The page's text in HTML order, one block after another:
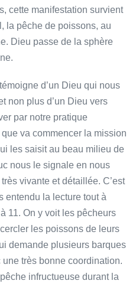
cette manifestation survient
la pêche de poissons, au
Dieu passe de la sphère
d’un Dieu qui nous
non plus d’un Dieu vers
par notre pratique
va commencer la mission
les saisit au beau milieu de
nous le signale en nous
vivante et détaillée. C’est
entendu la lecture tout à
11. On y voit les pêcheurs
les poissons de leurs
demande plusieurs barques
très bonne coordination.
infructueuse durant la